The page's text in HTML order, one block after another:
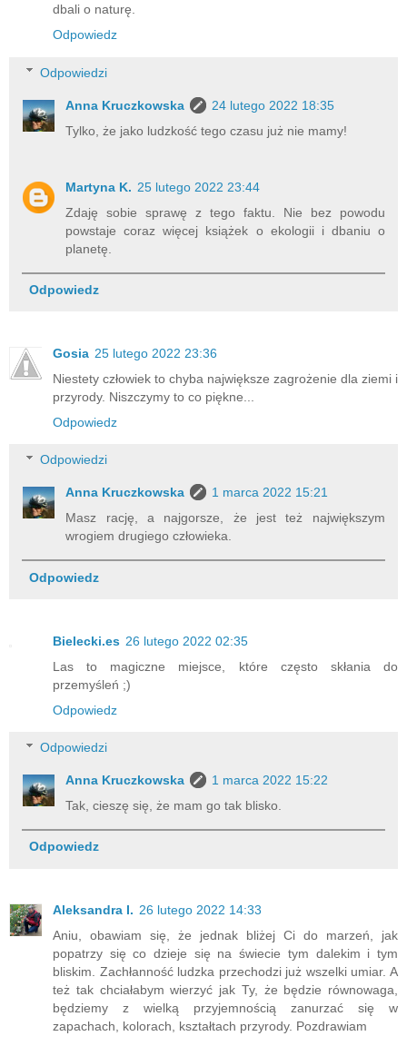
dbali o naturę.
Odpowiedz
Odpowiedzi
Anna Kruczkowska
24 lutego 2022 18:35
Tylko, że jako ludzkość tego czasu już nie mamy!
Martyna K. 25 lutego 2022 23:44
Zdaję sobie sprawę z tego faktu. Nie bez powodu
powstaje coraz więcej książek o ekologii i dbaniu o
planetę.
Odpowiedz
Gosia 25 lutego 2022 23:36
Niestety człowiek to chyba największe zagrożenie dla ziemi i
przyrody. Niszczymy to co piękne...
Odpowiedz
Odpowiedzi
Anna Kruczkowska
1 marca 2022 15:21
Masz rację, a najgorsze, że jest też największym
wrogiem drugiego człowieka.
Odpowiedz
Bielecki.es 26 lutego 2022 02:35
Las to magiczne miejsce, które często skłania do
przemyśleń ;)
Odpowiedz
Odpowiedzi
Anna Kruczkowska
1 marca 2022 15:22
Tak, cieszę się, że mam go tak blisko.
Odpowiedz
Aleksandra I. 26 lutego 2022 14:33
Aniu, obawiam się, że jednak bliżej Ci do marzeń, jak
popatrzy się co dzieje się na świecie tym dalekim i tym
bliskim. Zachłanność ludzka przechodzi już wszelki umiar. A
też tak chciałabym wierzyć jak Ty, że będzie równowaga,
będziemy z wielką przyjemnością zanurzać się w
zapachach, kolorach, kształtach przyrody. Pozdrawiam